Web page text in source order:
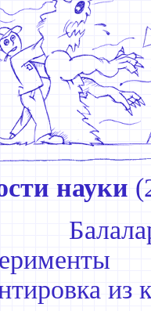
науки (
из